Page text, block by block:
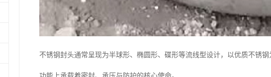
不锈钢封头通常呈现为半球形、椭圆形、碟形等流线型设计，以优质不锈